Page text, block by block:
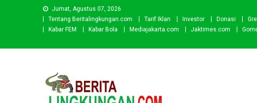
Jumat, Agustus 07, 2026
Tentang Beritalingkungan.com
Tarif Iklan Investor Donasi
Kabar FEM
Kabar Bola Mediajakarta.com Jaktimes.com